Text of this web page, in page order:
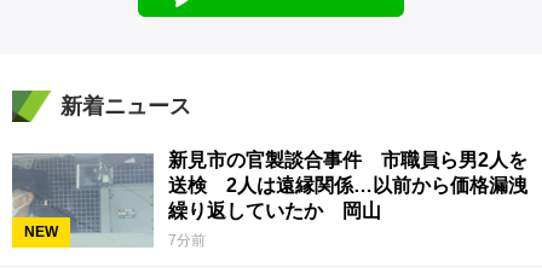
新着ニュース
NEW
新見市の官製談合事件 市職員ら男2人を
送検 2人は遠縁関係…以前から価格漏洩
繰り返していたか 岡山
7分前